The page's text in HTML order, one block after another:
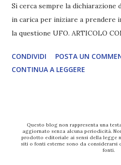
Si cerca sempre la dichiarazione
in carica per iniziare a prendere
la questione UFO. ARTICOLO
CONDIVIDI
POSTA UN
CONTINUA A LEGGERE
Questo blog non rappresenta una
aggiornato senza alcuna periodicità.
prodotto editoriale ai sensi della legge
siti o fonti esterne sono da considerarsi
fonti.